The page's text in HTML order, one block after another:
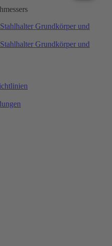
Grundkörper und
Grundkörper und